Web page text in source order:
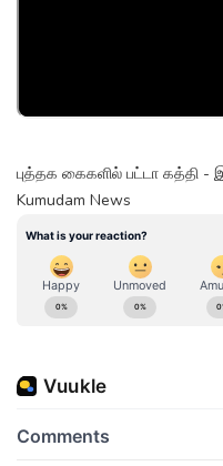
புத்தக கைகளில் பட்டா கத்தி -
Kumudam News